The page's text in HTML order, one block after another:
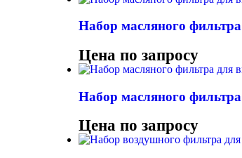
Набор масляного
Цена по запросу
Набор масляного
Цена по запросу